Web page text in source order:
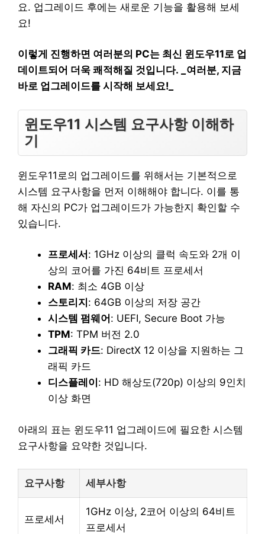
요. 업그레이드 후에는 새로운 기능을 활용해 보세
요!
이렇게 진행하면 여러분의 PC는 최신 윈도우11로 업
데이트되어 더욱 쾌적해질 것입니다.
여러분, 지금
바로 업그레이드를 시작해 보세요!
윈도우11 시스템 요구사항 이해하
기
윈도우11로의 업그레이드를 위해서는 기본적으로
시스템 요구사항을 먼저 이해해야 합니다. 이를 통
해 자신의 PC가 업그레이드가 가능한지 확인할 수
있습니다.
프로세서 : 1GHz 이상의 클럭 속도와 2개 이
상의 코어를 가진 64비트 프로세서
RAM: 최소 4GB 이상
스토리지 : 64GB 이상의 저장 공간
시스템 펌웨어 : UEFI, Secure Boot 가능
TPM: TPM 버전 2.0
그래픽 카드: DirectX 12 이상을 지원하는 그
래픽 카드
디스플레이 : HD 해상도(720p) 이상의 9인치
이상 화면
아래의 표는 윈도우11 업그레이드에 필요한 시스템
요구사항을 요약한 것입니다.
요구사항 세부사항
프로세서
1GHz 이상, 2코어 이상의 64비트
프로세서